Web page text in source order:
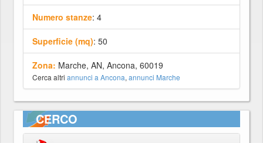
Numero stanze: 4
Superficie (mq): 50
Zona: Marche, AN, Ancona, 60019
Cerca altri annunci a Ancona, annunci Marche
CERCO